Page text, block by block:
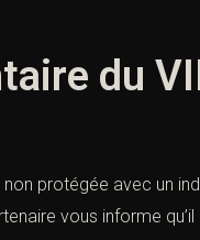
du
protégée avec un
vous informe qu’il